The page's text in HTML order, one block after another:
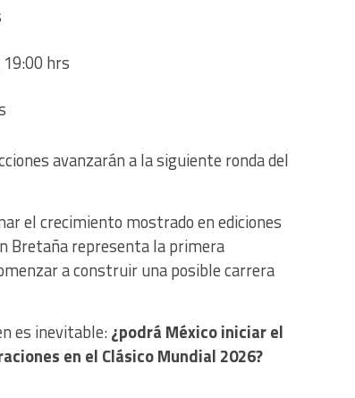
hrs
avanzarán a la siguiente ronda del
el crecimiento mostrado en ediciones
Bretaña representa la primera
a construir una posible carrera
es inevitable:¿podrá México iniciar el
en el Clásico Mundial 2026?